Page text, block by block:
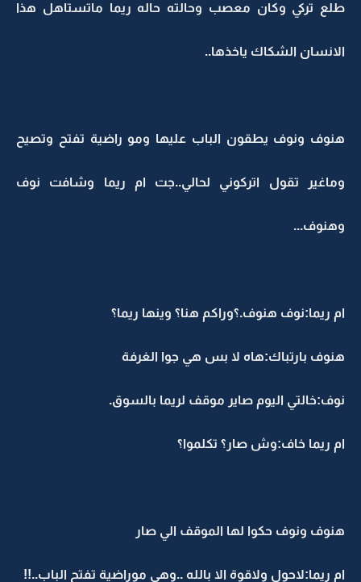
طلع تركي وكان معصب وحالته حاله ريما ماتستاهل هذا
الانسان الشكاك ياخذها..
هنوف ونوف يطقون الباب عليها ومو راضية تفتح وتصيح
وماغير تقول اتركوني لحالي..جت ام ريما وشافت نوف
وهنوف...
ام ريما:نوف هنوف.؟وراكم هنا؟ وينها ريما؟
هنوف بارتباك:هاه لا بس هي جوا الغرفة
نوف:خالتي اليوم صاير موقف لريما بالسوق.
ام ريما خاف:وش صار؟ تكلموا؟
هنوف ونوف حكوا لها الموقف الي صار
ام ريما:لاحول ولاقوة الا بالله ..وهي موراضية تفتح الباب..!!